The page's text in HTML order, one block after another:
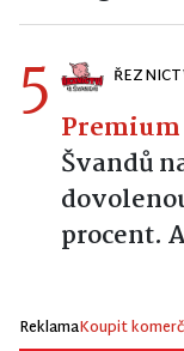
5 Premium
Švandů
procent.
ReklamaKoupit